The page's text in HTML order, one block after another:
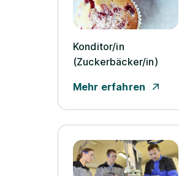
Konditor/­in
(Zuckerbäcker/­in)
Mehr erfahren